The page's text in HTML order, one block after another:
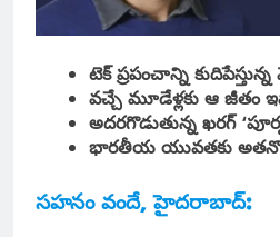
టెక్ ప్రపంచాన్ని
వచ్చే మూడేళ్లకు ఆ జీతం
అదరగొడుతున్న ఖరగ్
భారతీయ యువతకు
సహనం వందే, హైదరాబాద్: